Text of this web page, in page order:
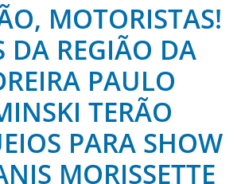
MOTORISTAS!
DA REGIÃO DA
PAULO
TERÃO
PARA SHOW
MORISSETTE